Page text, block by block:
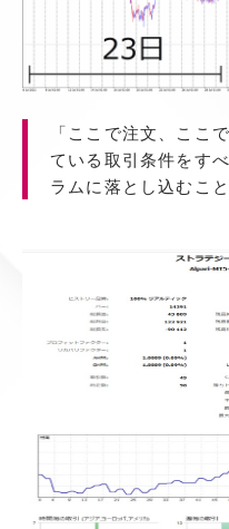
「ここで注文、ここ
ている取引条件をす
ラムに落とし込むこ